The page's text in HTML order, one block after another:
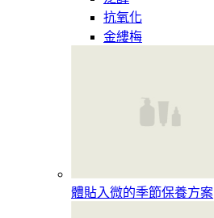
抗氧化
金縷梅
體貼入微的季節保養方案